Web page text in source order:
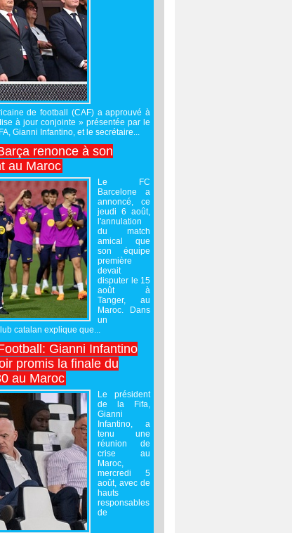
de football (CAF) a approuvé à
à jour conjointe » présentée par le
Gianni Infantino, et le secrétaire...
renonce à son
au Maroc
Le FC
Barcelone a
annoncé, ce
jeudi 6 août,
l'annulation
du match
amical que
son équipe
première
devait
disputer le 15
août à
Tanger, au
Maroc. Dans
un
catalan explique que...
Gianni Infantino
promis la finale du
au Maroc
Le président
de la Fifa,
Gianni
Infantino, a
tenu une
réunion de
crise au
Maroc,
mercredi 5
août, avec de
hauts
responsables
de